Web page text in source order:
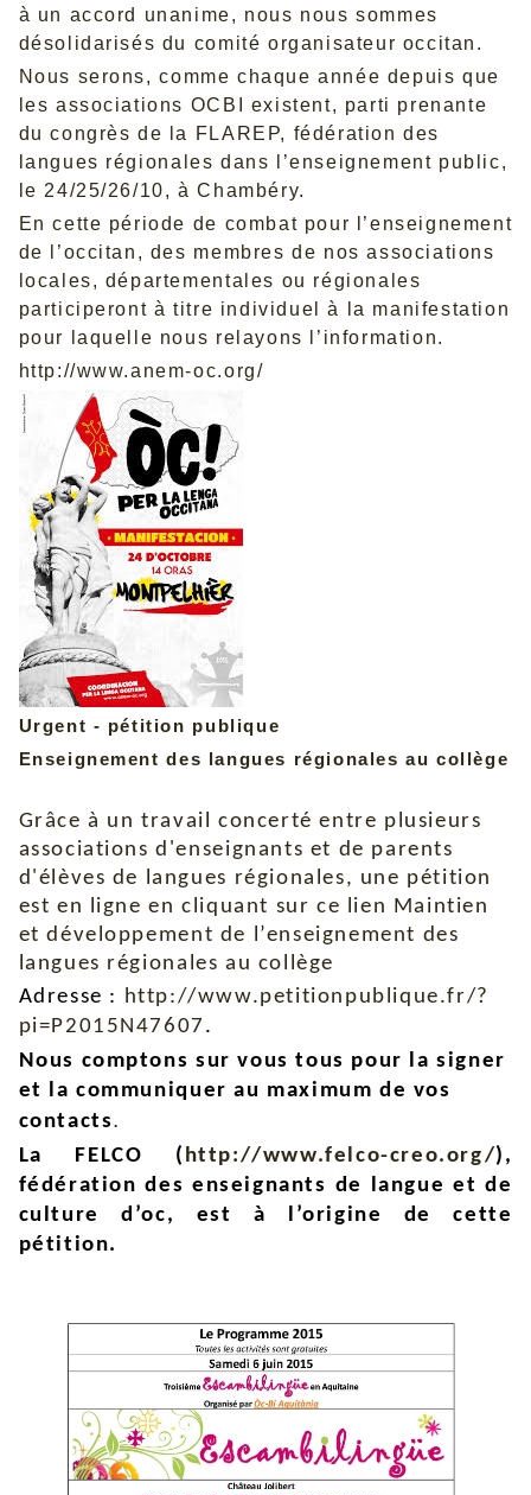
à un accord unanime, nous nous sommes
désolidarisés du comité organisateur occitan.
Nous serons, comme chaque année depuis que
les associations OCBI existent, parti prenante
du congrès de la FLAREP, fédération des
langues régionales dans l’enseignement public,
le 24/25/26/10, à Chambéry.
En cette période de combat pour l’enseignement
de l’occitan, des membres de nos associations
locales, départementales ou régionales
participeront à titre individuel à la manifestation
pour laquelle nous relayons l’information.
http://www.anem-oc.org/
Urgent - pétition publique
Enseignement des langues régionales au collège
Grâce à un travail concerté entre plusieurs
associations d'enseignants et de parents
d'élèves de langues régionales, une pétition
est en ligne en cliquant sur ce lien Maintien
et développement de l’enseignement des
langues régionales au collège
Adresse : http://www.petitionpublique.fr/?
pi=P2015N47607 .
Nous comptons sur vous tous pour la signer
et la communiquer au maximum de vos
contacts.
La FELCO ( http://www.felco-creo.org/),
fédération des enseignants de langue et de
culture d’oc, est à l’origine de cette
pétition.